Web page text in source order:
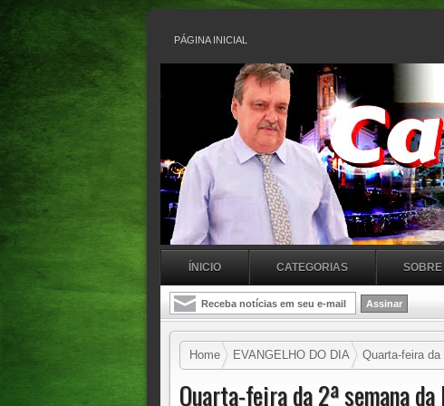
PÁGINA INICIAL
ÍNICIO CATEGORIAS SOBRE
Home EVANGELHO DO DIA Quarta-feira
Quarta-feira da 2ª semana